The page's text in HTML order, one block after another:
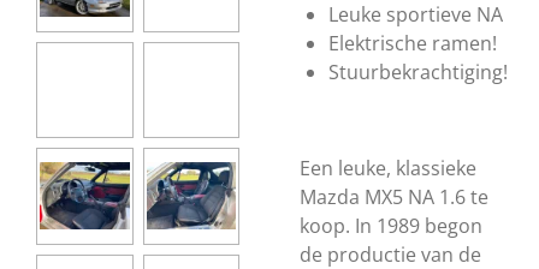
Leuke sportieve NA
Elektrische ramen!
Stuurbekrachtiging!
Een leuke, klassieke
Mazda MX5 NA 1.6 te
koop. In 1989 begon
de productie van de